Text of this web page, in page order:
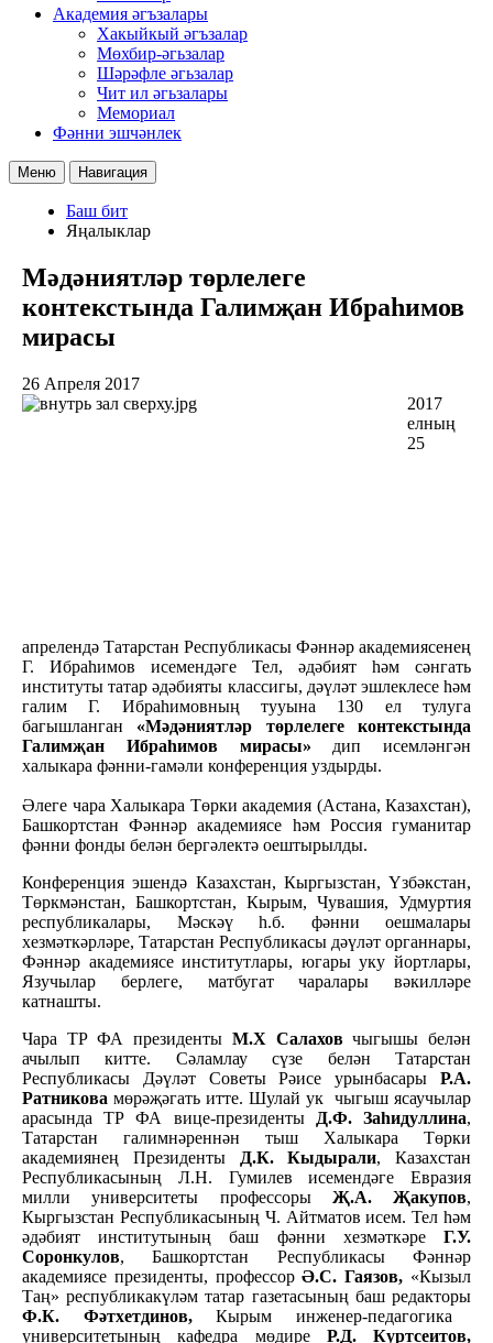
Академия әгъзалары
Хакыйкый әгъзалар
Мөхбир-әгьзалар
Шәрәфле әгьзалар
Чит ил әгьзалары
Мемориал
Фәнни эшчәнлек
Меню Навигация
Баш бит
Яңалыклар
Мәдәниятләр төрлелеге
контекстында Галимҗан Ибраһимов
мирасы
26 Апреля 2017
2017
елның
25
апрелендә Татарстан Республикасы Фәннәр академиясенең
Г. Ибраһимов исемендәге Тел, әдәбият һәм сәнгать
институты татар әдәбияты классигы, дәүләт эшлеклесе һәм
галим Г. Ибраһимовның тууына 130 ел тулуга
багышланган «Мәдәниятләр төрлелеге контекстында
Галимҗан Ибраһимов мирасы» дип исемләнгән
халыкара фәнни-гамәли конференция уздырды.
Әлеге чара Халыкара Төрки академия (Астана, Казахстан),
Башкортстан Фәннәр академиясе һәм Россия гуманитар
фәнни фонды белән бергәлектә оештырылды.
Конференция эшендә Казахстан, Кыргызстан, Үзбәкстан,
Төркмәнстан, Башкортстан, Кырым, Чувашия, Удмуртия
республикалары, Мәскәү һ.б. фәнни оешмалары
хезмәткәрләре, Татарстан Республикасы дәүләт органнары,
Фәннәр академиясе институтлары, югары уку йортлары,
Язучылар берлеге, матбугат чаралары вәкилләре
катнашты.
Чара ТР ФА президенты М.Х Салаховчыгышы белән
ачылып китте. Сәламлау сүзе белән Татарстан
Республикасы Дәүләт Советы Рәисе урынбасары Р.А.
Ратникова мөрәҗәгать итте. Шулай ук чыгыш ясаучылар
арасында ТР ФА вице-президенты
Д.Ф. Заһидуллина,
Татарстан галимнәреннән тыш Халыкара Төрки
академиянең Президенты
Д.К. Кыдырали, Казахстан
Республикасының Л.Н. Гумилев исемендәге Евразия
милли университеты профессоры Җ.А. Җакупов,
Кыргызстан Республикасының Ч. Айтматов исем. Тел һәм
әдәбият институтының баш фәнни хезмәткәре Г.У.
Соронкулов, Башкортстан Республикасы Фәннәр
академиясе президенты, профессорӘ.С. Гаязов, «Кызыл
Таң» республикакүләм татар газетасының баш редакторы
Ф.К. Фәтхетдинов, Кырым инженер-педагогика
университетының кафедра мөдире Р.Д. Куртсеитов,